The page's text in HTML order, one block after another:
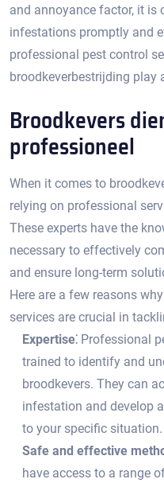
and annoyance factor, it is
infestations promptly and
professional pest control
broodkeverbestrijding play
Broodkevers
professioneel
When it comes to
relying on professional
These experts have the
necessary to effectively
and ensure long-term
Here are a few reasons
services are crucial in
Expertise⁚ Professional
trained to identify and
broodkevers. They can
infestation and develop
to your specific situation.​
Safe and effective
have access to a range